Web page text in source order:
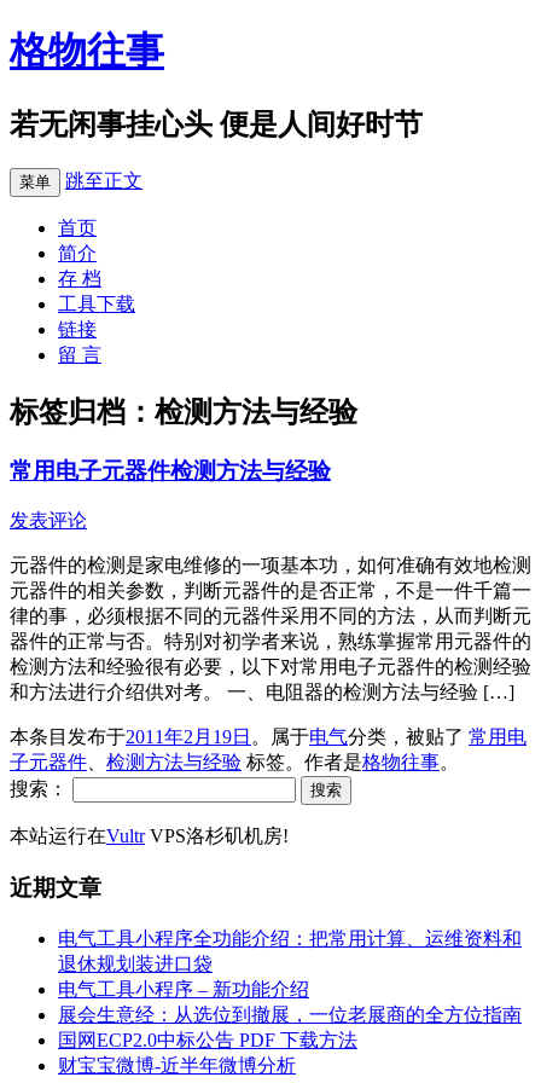
格物往事
若无闲事挂心头 便是人间好时节
菜单 跳至正文
首页
简介
存 档
工具下载
链接
留 言
标签归档： 检测方法与经验
常用电子元器件检测方法与经验
发表评论
元器件的检测是家电维修的一项基本功，如何准确有效地检测
元器件的相关参数，判断元器件的是否正常，不是一件千篇一
律的事，必须根据不同的元器件采用不同的方法，从而判断元
器件的正常与否。特别对初学者来说，熟练掌握常用元器件的
检测方法和经验很有必要，以下对常用电子元器件的检测经验
和方法进行介绍供对考。 一、电阻器的检测方法与经验 […]
本条目发布于2011年2月19日 。属于电气分类，被贴了 常用电
子元器件
检测方法与经验 标签。 作者是格物往事。
搜索：
本站运行在VultrVPS洛杉矶机房!
近期文章
电气工具小程序全功能介绍：把常用计算、运维资料和
退休规划装进口袋
电气工具小程序 – 新功能介绍
展会生意经：从选位到撤展，一位老展商的全方位指南
国网ECP2.0中标公告 PDF 下载方法
财宝宝微博-近半年微博分析